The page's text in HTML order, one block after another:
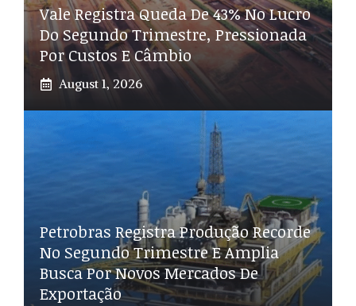
Vale Registra Queda De 43% No Lucro
Do Segundo Trimestre, Pressionada
Por Custos E Câmbio
August 1, 2026
Petrobras Registra Produção Recorde
No Segundo Trimestre E Amplia
Busca Por Novos Mercados De
Exportação